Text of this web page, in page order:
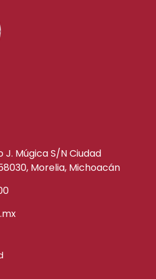
Múgica S/N Ciudad
Morelia, Michoacán